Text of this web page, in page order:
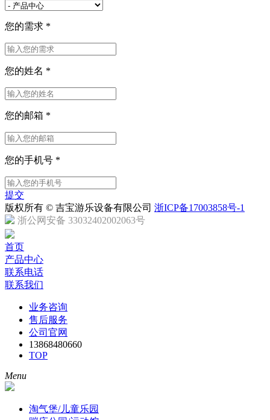
您的需求 *
您的姓名 *
您的邮箱 *
您的手机号 *
提交
版权所有 © 吉宝游乐设备有限公司 浙ICP备17003858号-1
浙公网安备 33032402002063号
首页
产品中心
联系电话
联系我们
业务咨询
售后服务
公司官网
13868480660
TOP
Menu
淘气堡/儿童乐园